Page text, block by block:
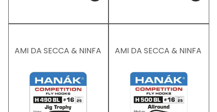
AMI DA SECCA & NINFA AMI DA SECCA & NINFA